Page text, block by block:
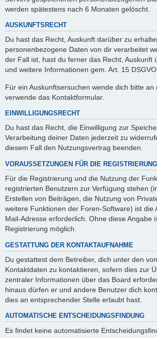
werden spätestens nach 6 Monaten gelöscht.
AUSKUNFTSRECHT
Du hast das Recht, Auskunft darüber zu
personenbezogene Daten von dir verarbeitet
der Fall ist, hast du ferner das Recht, Auskunft
und weitere Informationen gem. Art. 15
Für ein Auskunftsersuchen wende dich bitte
verwende das Kontaktformular.
EINWILLIGUNGSRECHT
Du hast das Recht, die Einwilligung zur
Verarbeitung deiner Daten jederzeit zu
diesem Fall den Nutzungsvertrag beenden.
VORAUSSETZUNGEN FÜR DIE REGISTRIERUNG
Für die Registrierung und die Nutzung der
registrierten Benutzern zur Verfügung stehen
Erstellen von Beiträgen, die Nutzung von
weitere Funktionen der Foren-Software) ist die
Mail-Adresse erforderlich. Ohne diese Angabe
Registrierung möglich.
GESTATTUNG DER KONTAKTAUFNAHME
Du gestattest dem Betreiber, dich unter den
Kontaktdaten zu kontaktieren, sofern dies zur
zentraler Informationen über das Board
hinaus dürfen er und andere Benutzer dich
dies an entsprechender Stelle erlaubt hast.
AUTOMATISCHE ENTSCHEIDUNGSFINDUNG
Es findet keine automatisierte